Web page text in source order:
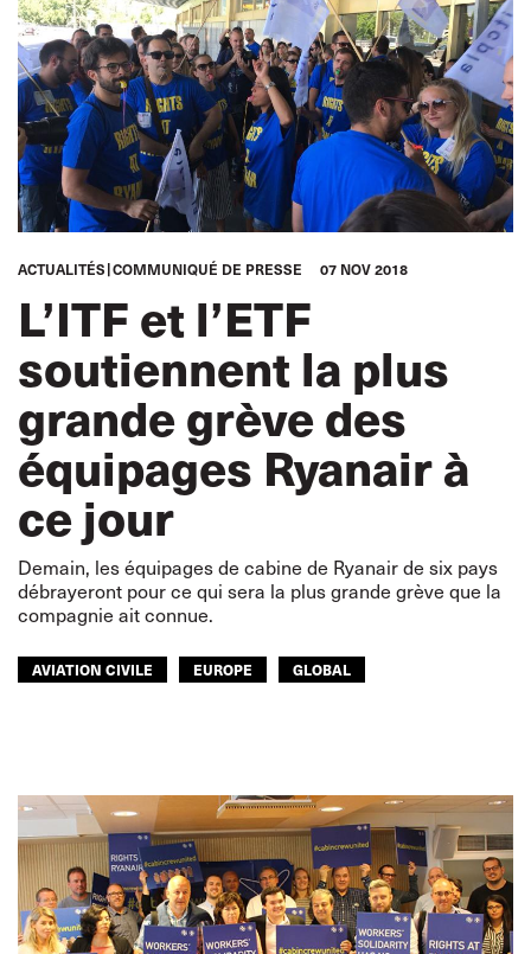
ACTUALITÉS COMMUNIQUÉ DE PRESSE 07 NOV 2018
L’ITF et l’ETF
soutiennent la plus
grande grève des
équipages Ryanair à
ce jour
Demain, les équipages de cabine de Ryanair de six pays
débrayeront pour ce qui sera la plus grande grève que la
compagnie ait connue.
AVIATION CIVILE EUROPE GLOBAL